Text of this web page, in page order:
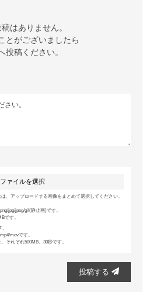
はありません。
とがございましたら
投稿ください。
ファイルを選択
、アップロードする画像をまとめて選択してください。
jpg/jpeg/gif(静止画)です。
です。
movです。
それぞれ500MB、30秒です。
投稿する